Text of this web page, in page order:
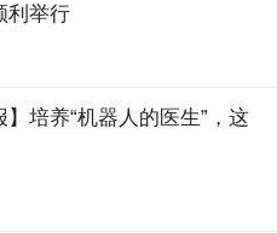
利举行
培养“机器人的医生”，这